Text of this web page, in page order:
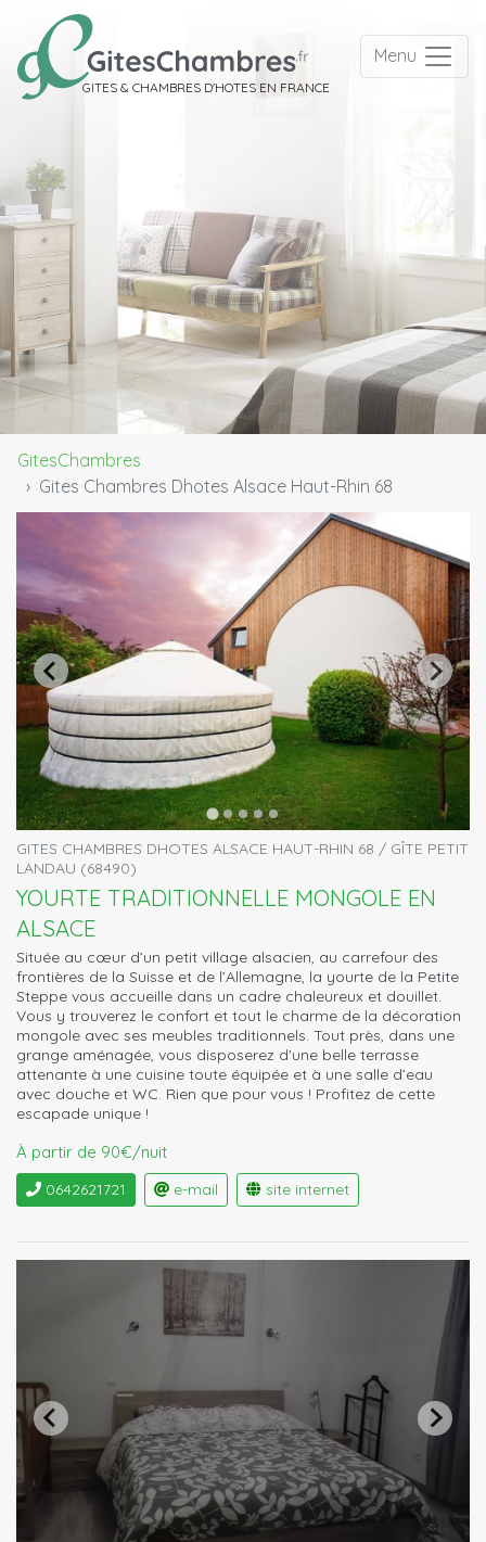
GITES & CHAMBRES D'HOTES EN FRANCE
Menu
GitesChambres
Gites Chambres Dhotes Alsace Haut-Rhin 68
GITES CHAMBRES DHOTES ALSACE HAUT-RHIN 68 / GÎTE PETIT
LANDAU (68490)
YOURTE TRADITIONNELLE MONGOLE EN
ALSACE
Située au cœur d’un petit village alsacien, au carrefour des
frontières de la Suisse et de l’Allemagne, la yourte de la Petite
Steppe vous accueille dans un cadre chaleureux et douillet.
Vous y trouverez le confort et tout le charme de la décoration
mongole avec ses meubles traditionnels. Tout près, dans une
grange aménagée, vous disposerez d'une belle terrasse
attenante à une cuisine toute équipée et à une salle d’eau
avec douche et WC. Rien que pour vous ! Profitez de cette
escapade unique !
À partir de 90€/nuit
0642621721 e-mail site internet